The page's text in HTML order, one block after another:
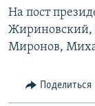
На пост
Жириновский,
Миронов,
Поделиться